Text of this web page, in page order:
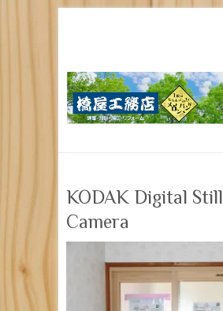
KODAK Digital Still
Camera